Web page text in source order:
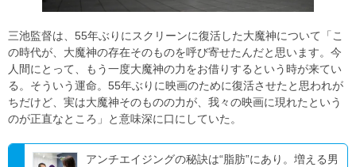
三池監督は、55年ぶりにスクリーンに復活した大魔神について「こ
の時代が、大魔神の存在そのものを呼び寄せたんだと思います。今
人間にとって、もう一度大魔神の力をお借りするという時が来てい
る。そういう運命。55年ぶりに映画のために復活させたと思われが
ちだけど、実は大魔神そのものの力が、我々の映画に現れたという
のが正直なところ」と意味深に口にしていた。
アンチエイジングの秘訣は“脂肪”にあり。増える男